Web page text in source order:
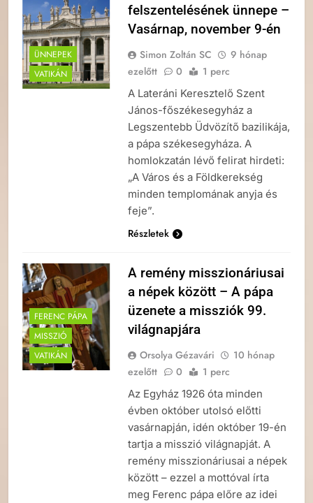
ÜNNEPEK
VATIKÁN
felszentelésének ünnepe –
Vasárnap, november 9-én
Simon Zoltán SC
9 hónap
ezelőtt
0 1 perc
A Lateráni Keresztelő Szent
János-főszékesegyház a
Legszentebb Üdvözítő bazilikája,
a pápa székesegyháza. A
homlokzatán lévő felirat hirdeti:
„A Város és a Földkerekség
minden templomának anyja és
feje”.
Részletek
FERENC PÁPA
MISSZIÓ
VATIKÁN
A remény misszionáriusai
a népek között – A pápa
üzenete a missziók 99.
világnapjára
Orsolya Gézavári
10 hónap
ezelőtt
0 1 perc
Az Egyház 1926 óta minden
évben október utolsó előtti
vasárnapján, idén október 19-én
tartja a misszió világnapját. A
remény misszionáriusai a népek
között – ezzel a mottóval írta
meg Ferenc pápa előre az idei